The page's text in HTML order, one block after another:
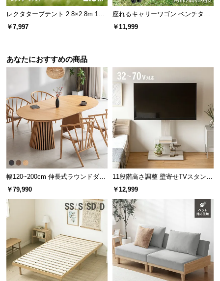
レクタタープテント 2.8×2.8m 150
cmポール付
￥7,997
座れるキャリーワゴン ベンチタイ
プ 大容量120L 耐荷重150kg
￥11,999
あなたにおすすめの商品
幅120~200cm 伸長式ラウンドダイ
ニングテーブル 6人掛け 天然木突
板 美しい格子デザイン
￥79,990
11段階高さ調整 壁寄せTVスタンド
キャスター付き 上下左右角度調節
￥12,999